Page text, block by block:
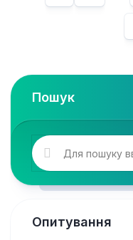
Пошук
Опитування